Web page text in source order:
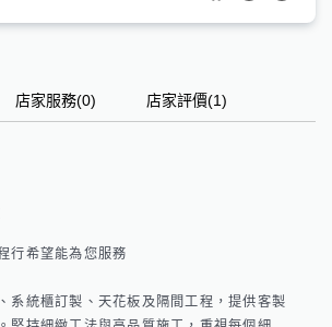
店家服務(0) 店家評價(1)
行希望能為您服務
系統櫃訂製、天花板及隔間工程，提供客製